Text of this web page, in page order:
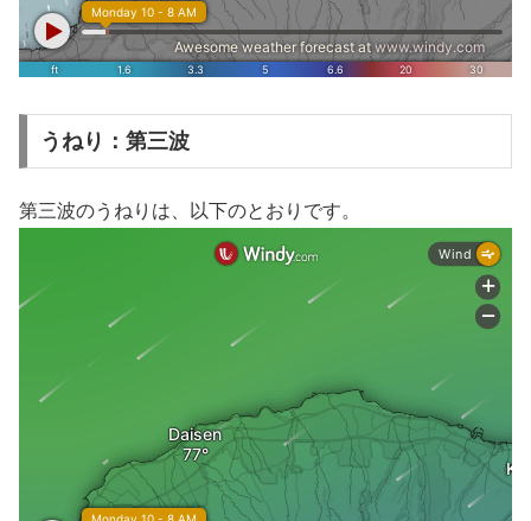
うねり：第三波
第三波のうねりは、以下のとおりです。